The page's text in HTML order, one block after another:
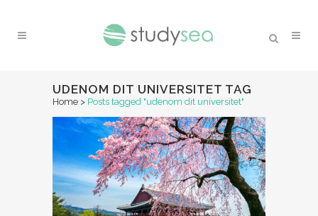
UDENOM DIT UNIVERSITET TAG
Home > Posts tagged "udenom dit universitet"